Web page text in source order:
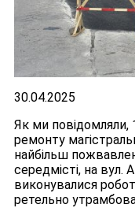
30.04.2025
Як ми повідомляли,
ремонту
найбільш
середмісті, на вул.
виконувалися
ретельно